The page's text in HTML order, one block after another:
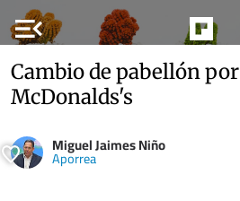
menu_open
Cambio de pabellón por
McDonalds's
Miguel Jaimes Niño
Aporrea